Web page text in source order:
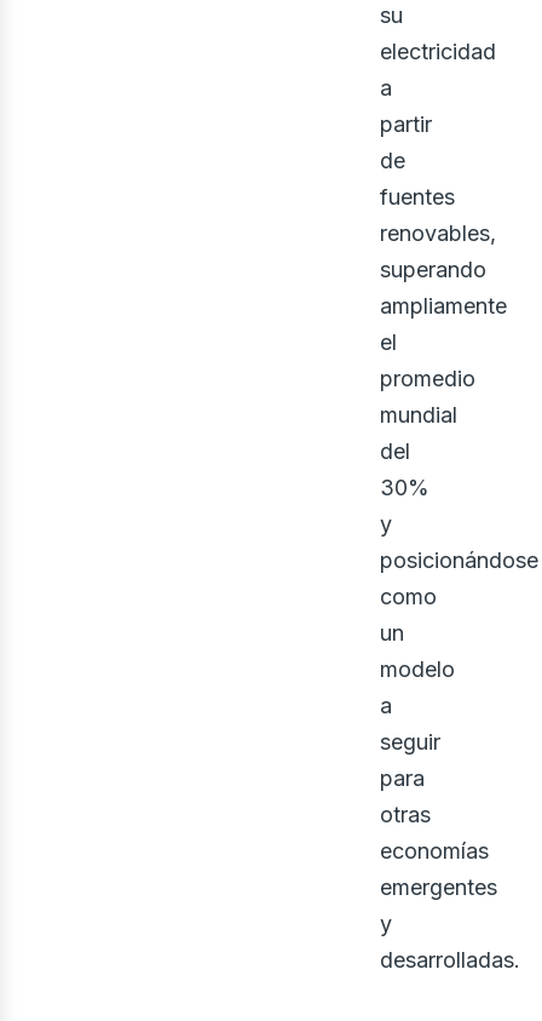
su
electricidad
a
partir
de
fuentes
renovables,
superando
ampliamente
el
promedio
mundial
del
30%
y
posicionándose
como
un
modelo
a
seguir
para
otras
economías
emergentes
y
desarrolladas.